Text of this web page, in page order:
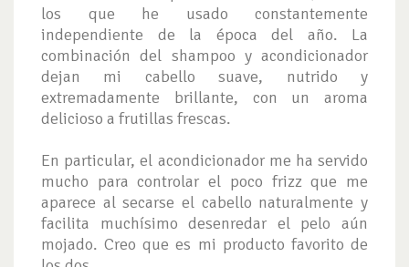
los que he usado constantemente
independiente de la época del año. La
combinación del shampoo y acondicionador
dejan mi cabello suave, nutrido y
extremadamente brillante, con un aroma
delicioso a frutillas frescas.
En particular, el acondicionador me ha servido
mucho para controlar el poco frizz que me
aparece al secarse el cabello naturalmente y
facilita muchísimo desenredar el pelo aún
mojado. Creo que es mi producto favorito de